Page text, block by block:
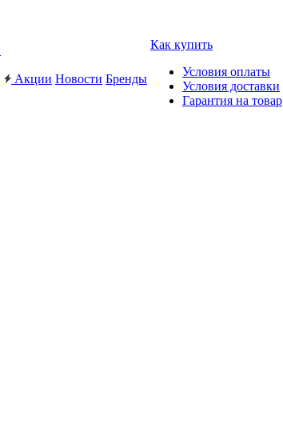
Акции Новости Бренды
Как купить
Условия оплаты
Условия доставки
Гарантия на товар